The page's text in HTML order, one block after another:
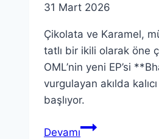
31 Mart 2026
Çikolata ve Karamel,
tatlı bir ikili olarak öne
OML’nin yeni EP’si
vurgulayan akılda
başlıyor.
DevamıÇikolata